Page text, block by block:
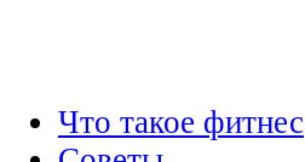
Что такое фитнес